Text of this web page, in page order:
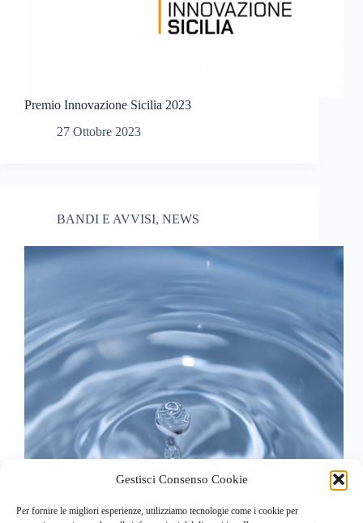
Gestisci Consenso Cookie
Per fornire le migliori esperienze, utilizziamo tecnologie come i cookie per
Premio Innovazione Sicilia 2023
27 Ottobre 2023
BANDI E AVVISI, NEWS